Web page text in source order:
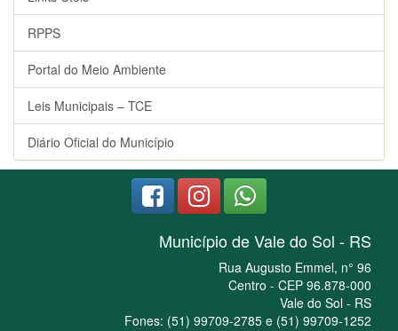
RPPS
Portal do Meio Ambiente
Leis Municipais – TCE
Diário Oficial do Município
Município de Vale do Sol - RS
Rua Augusto Emmel, n° 96
Centro - CEP 96.878-000
Vale do Sol - RS
Fones: (51) 99709-2785 e (51) 99709-1252